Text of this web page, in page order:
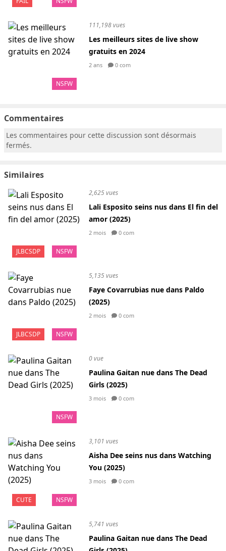
NSFW
111,198 vues
Les meilleurs sites de live show
gratuits en 2024
2 ans 0 com
Commentaires
Les commentaires pour cette discussion sont désormais
fermés.
Similaires
JLBCSDP NSFW
2,625 vues
Lali Esposito seins nus dans El fin del
amor (2025)
2 mois 0 com
JLBCSDP NSFW
5,135 vues
Faye Covarrubias nue dans Paldo
(2025)
2 mois 0 com
NSFW
0 vue
Paulina Gaitan nue dans The Dead
Girls (2025)
3 mois 0 com
CUTE NSFW
3,101 vues
Aisha Dee seins nus dans Watching
You (2025)
3 mois 0 com
5,741 vues
Paulina Gaitan nue dans The Dead